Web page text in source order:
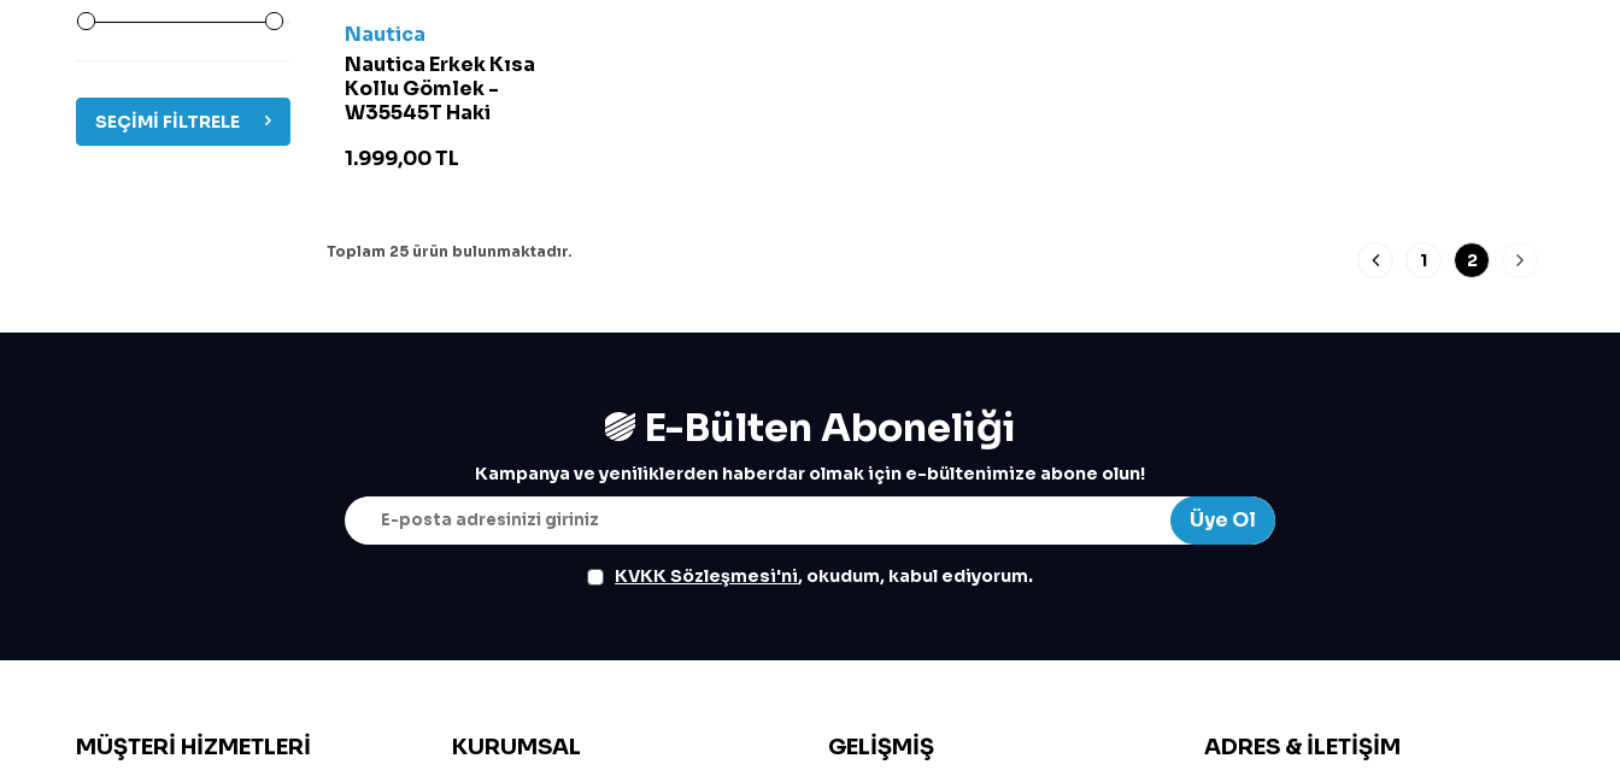
SEÇIMI FILTRELE
Nautica
Nautica Erkek Kısa
Kollu Gömlek -
W35545T Haki
1.999,00TL
Toplam 25 ürün bulunmaktadır. 1 2
E-Bülten Aboneliği
Kampanya ve yeniliklerden haberdar olmak için e-bültenimize abone olun!
Üye Ol
KVKK Sözleşmesi'ni, okudum, kabul ediyorum.
MÜŞTERI HIZMETLERI KURUMSAL GELIŞMIŞ ADRES & İLETIŞIM